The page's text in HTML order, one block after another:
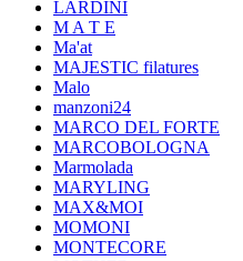
LARDINI
M A T E
Ma'at
MAJESTIC filatures
Malo
manzoni24
MARCO DEL FORTE
MARCOBOLOGNA
Marmolada
MARYLING
MAX&MOI
MOMONI
MONTECORE